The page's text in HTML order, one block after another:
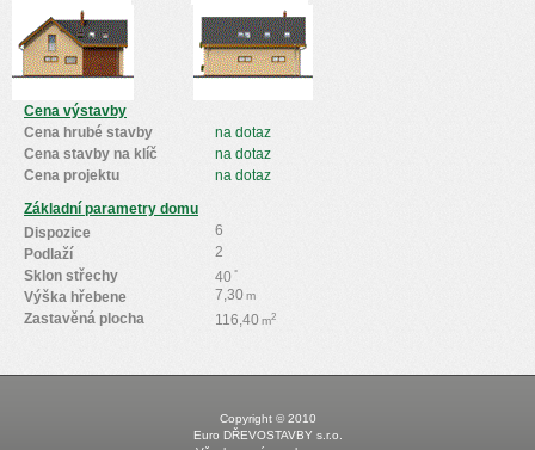
Cena výstavby
na dotaz
Cena hrubé stavby
na dotaz
Cena stavby na klíč
na dotaz
Cena projektu
Základní parametry domu
6
Dispozice
2
Podlaží
40 °
Sklon střechy
7,30m
Výška hřebene
116,40 m2
Zastavěná plocha
Copyright © 2010
Euro DŘEVOSTAVBY s.r.o.